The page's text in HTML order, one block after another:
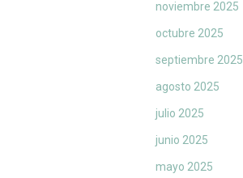
noviembre 2025
octubre 2025
septiembre 2025
agosto 2025
julio 2025
junio 2025
mayo 2025